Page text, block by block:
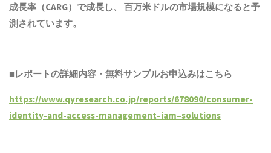
成長率（CARG）で成長し、 百万米ドルの市場規模になると予
測されています。
■レポートの詳細内容・無料サンプルお申込みはこちら
https://www.qyresearch.co.jp/reports/678090/consumer-
identity-and-access-management–iam–solutions